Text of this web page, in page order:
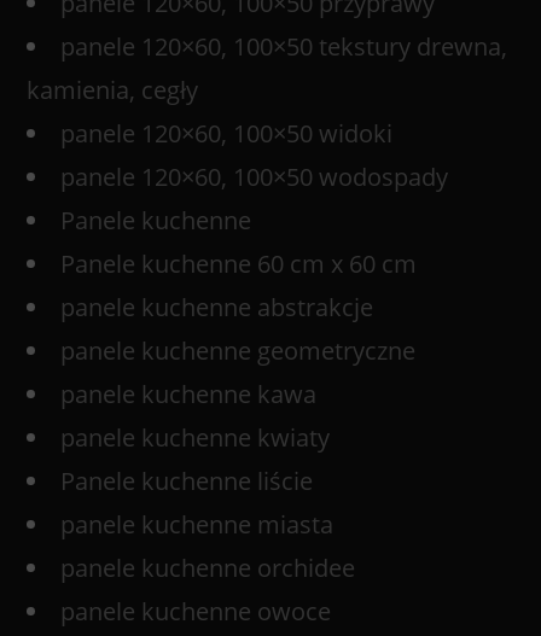
panele 120×60, 100×50 tekstury drewna,
kamienia, cegły
panele 120×60, 100×50 widoki
panele 120×60, 100×50 wodospady
Panele kuchenne
Panele kuchenne 60 cm x 60 cm
panele kuchenne abstrakcje
panele kuchenne geometryczne
panele kuchenne kawa
panele kuchenne kwiaty
Panele kuchenne liście
panele kuchenne miasta
panele kuchenne orchidee
panele kuchenne owoce